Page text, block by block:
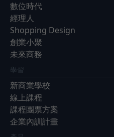
數位時代
經理人
Shopping Design
創業小聚
未來商務
學習
新商業學校
線上課程
課程團票方案
企業內訓計畫